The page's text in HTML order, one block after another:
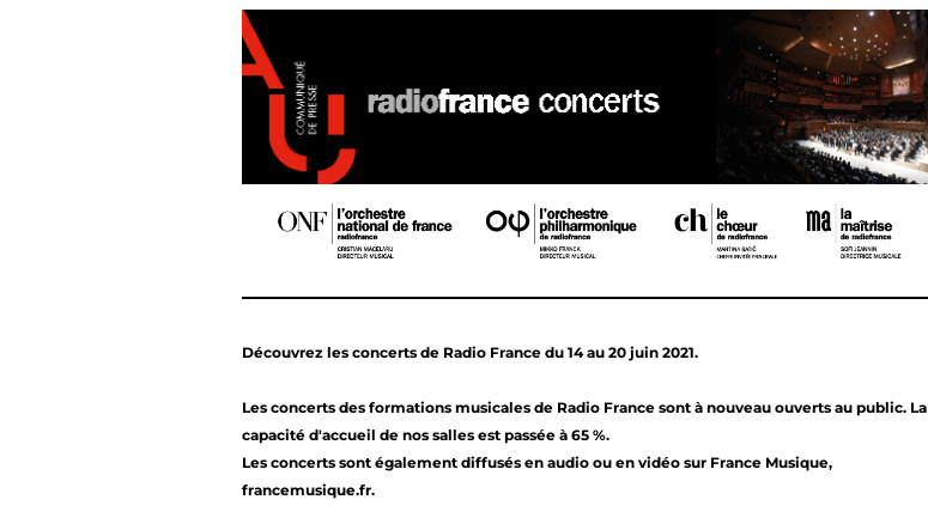
Découvrez les concerts de Radio France du 14 au 20 juin 2021.
Les concerts des formations musicales de Radio France sont à nouveau ouverts au public. La
capacité d'accueil de nos salles est passée à 65 %.
Les concerts sont également diffusés en audio ou en vidéo sur France Musique,
francemusique.fr.